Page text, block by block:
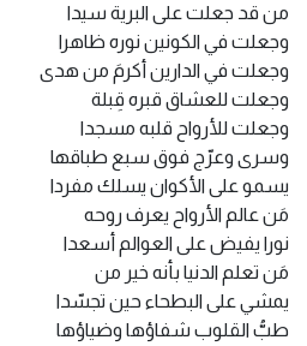
من قد جعلت على البرية سيدا
وجعلت في الكونين نوره ظاهرا
وجعلت في الدارين أكرمَ من هدى
وجعلت للعشاق قبره قِبلة
وجعلت للأرواح قلبه مسجدا
وسرى وعرّج فوق سبع طباقها
يسمو على الأكوان يسلك مفردا
مَن عالم الأرواح يعرف روحه
نورا يفيض على العوالم أسعدا
مَن تعلم الدنيا بأنه خير من
يمشي على البطحاء حين تجسّدا
طبُّ القلوب شفاؤها وضياؤها